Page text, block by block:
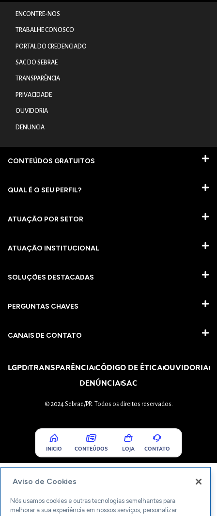
ENCONTRE-NOS
TRABALHE CONOSCO
PORTAL DO CREDENCIADO
SAC DO SEBRAE
TRANSPARÊNCIA
PRIVACIDADE
OUVIDORIA
DENUNCIA
CONTEÚDOS GRATUITOS
QUAL É O SEU PERFIL?
ATUAÇÃO POR SETOR
ATUAÇÃO INSTITUCIONAL
SOLUÇÕES DESTACADAS
PERGUNTAS CHAVES​
CANAIS DE CONTATO
LGPDTRANSPARÊNCIACÓDIGO DE ÉTICAOUVIDORIA
DENÚNCIASAC
© 2024 Sebrae/PR. Todos os direitos reservados.
INICIO CONTEÚDOS LOJA CONTATO
Aviso de Cookies
Nós usamos cookies e outras tecnologias semelhantes para
melhorar a sua experiência em nossos serviços, personalizar